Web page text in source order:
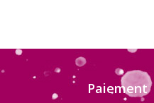
Paiement